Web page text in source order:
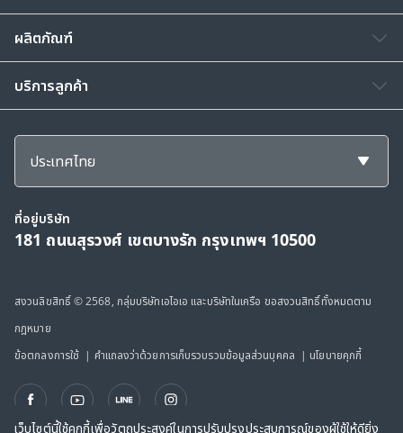
ผลิตภัณฑ์
บริการลูกค้า
ประเทศไทย
ที่อยู่บริษัท
181 ถนนสุรวงศ์ เขตบางรัก กรุงเทพฯ 10500
สงวนลิขสิทธิ์ © 2568, กลุ่มบริษัทเอไอเอ และบริษัทในเครือ ขอสงวนสิทธิ์ทั้งหมดตาม
กฎหมาย
ข้อตกลงการใช้ | คำแถลงว่าด้วยการเก็บรวบรวมข้อมูลส่วนบุคคล | นโยบายคุกกี้
เว็บไซต์นี้ใช้คุกกี้เพื่อวัตถุประสงค์ในการปรับปรุงประสบการณ์ของผู้ใช้ให้ดียิ่ง